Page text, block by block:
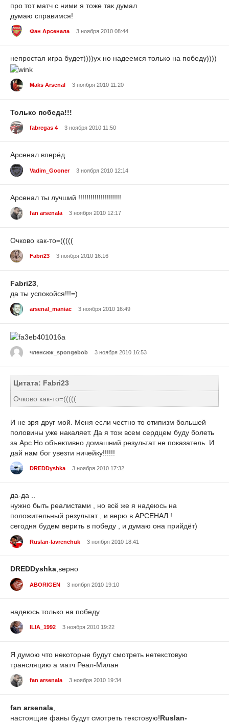
про тот матч с ними я тоже так думал
думаю справимся!
Фан Арсенала 3 ноября 2010 08:44
непростая игра будет))))ух но надеемся только на победу))))
Maks Arsenal 3 ноября 2010 11:20
Только победа!!!
fabregas 4 3 ноября 2010 11:50
Арсенал вперёд
Vadim_Gooner 3 ноября 2010 12:14
Арсенал ты лучший !!!!!!!!!!!!!!!!!!!!!
fan arsenala 3 ноября 2010 12:17
Очково как-то=(((((
Fabri23 3 ноября 2010 16:16
Fabri23
да ты успокойся!!!=)
arsenal_maniac 3 ноября 2010 16:49
членсюк_spongebob 3 ноября 2010 16:53
Цитата: Fabri23
Очково как-то=(((((
И не зря друг мой. Меня если честно то отипизм большей
половины уже накаляет. Да я тож всем сердцем буду болеть
за Арс.Но объективно домашний результат не показатель. И
дай нам бог увезти ничейку!!!!!!
DREDDyshka 3 ноября 2010 17:32
да-да ..
нужно быть реалистами , но всё же я надеюсь на
положительный результат , и верю в АРСЕНАЛ !
сегодня будем верить в победу , и думаю она прийдёт)
Ruslan-lavrenchuk 3 ноября 2010 18:41
DREDDyshka,верно
ABORIGEN 3 ноября 2010 19:10
надеюсь только на победу
ILIA_1992 3 ноября 2010 19:22
Я думою что некоторые будут смотреть нетекстовую
трансляцию а матч Реал-Милан
fan arsenala 3 ноября 2010 19:34
fan arsenala
настоящие фаны будут смотреть текстовую!Ruslan-